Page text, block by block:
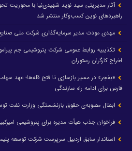
آثار مدیریتی سید نوید شهیدی‌نیا با محوریت
راهبردهای نوین کسب‌وکار منتشر شد
مهدی مودت مدیر سرمایه‌گذاری شرکت ملی
تکذیبیه روابط عمومی شرکت پتروشیمی جم
اخراج کارگران رستوران
«بفجر» در مسیر بازسازی تا فتح قله‌ها؛ عهد
فارس برای ادامه راه سازندگی
ابطال مصوبه‌ی حقوق بازنشستگی وزارت نفت
فراخوان جذب هیأت مدیره برای پتروشیمی
استاندار سابق اردبیل سرپرست شرکت توسعه